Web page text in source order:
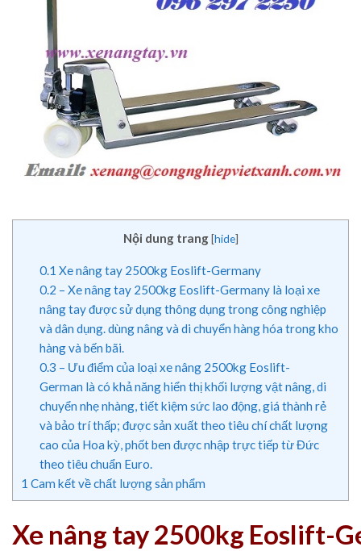
Nội dung trang [hide]
0.1 Xe nâng tay 2500kg Eoslift-Germany
0.2 – Xe nâng tay 2500kg Eoslift-Germany là loại xe
nâng tay được sử dụng thông dụng trong công nghiệp
và dân dụng. dùng nâng và di chuyển hàng hóa trong kho
hàng và bến bãi.
0.3 – Ưu điểm của loại xe nâng 2500kg Eoslift-
German là có khả năng hiển thị khối lượng vật nâng, di
chuyển nhẹ nhàng, tiết kiệm sức lao động, giá thành rẻ
và bảo trí thấp; được sản xuất theo tiêu chí chất lượng
cao của Hoa kỳ, phốt ben được nhập trực tiếp từ Đức
theo tiêu chuẩn Euro.
1 Cam kết về chất lượng sản phẩm
Xe nâng tay 2500kg Eoslift-